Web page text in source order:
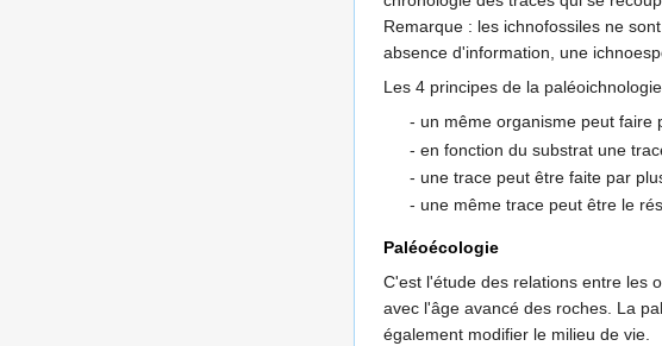
Remarque : les ichnofossiles ne
absence d'information, une
Les 4 principes de la
- un même organisme peut faire
- en fonction du substrat une
- une trace peut être faite par
- une même trace peut être le
Paléoécologie
C'est l'étude des relations entre les
avec l'âge avancé des roches. La
également modifier le milieu de vie.